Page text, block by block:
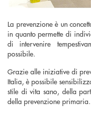
La prevenzione è un
in quanto permette di
di intervenire
possibile.
Grazie alle iniziative di
Italia, è possibile
stile di vita sano, della
della prevenzione primaria.